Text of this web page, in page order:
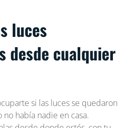
luces
desde cualquier
si las luces se quedaron
había nadie en casa.